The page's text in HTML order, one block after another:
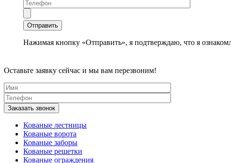
Нажимая кнопку «Отправить», я подтверждаю, что я
Оставьте заявку сейчас и мы вам перезвоним!
Кованые лестницы
Кованые ворота
Кованые заборы
Кованые решетки
Кованые ограждения